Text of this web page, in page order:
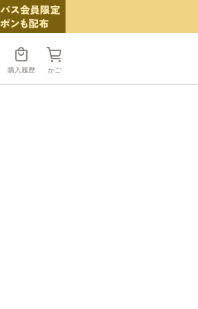
購入履歴 かご